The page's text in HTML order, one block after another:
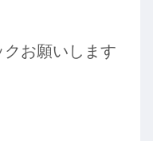
クお願いします